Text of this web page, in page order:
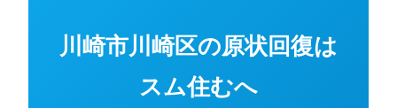
川崎市川崎区の原状回復は
スム住むへ